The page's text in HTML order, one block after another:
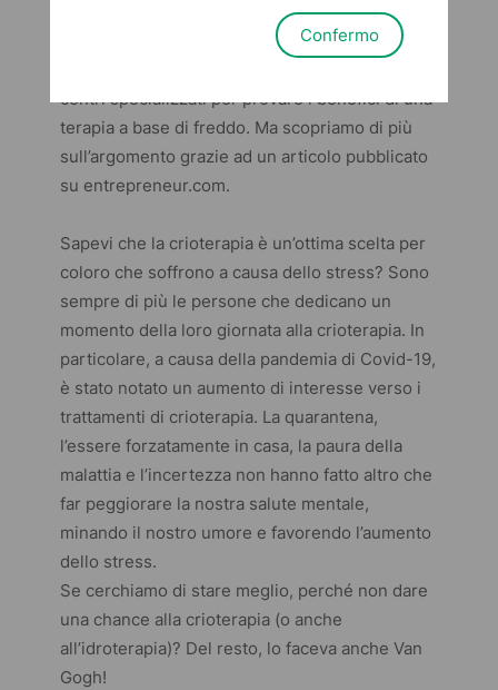
trattamenti a base di freddo anche per alleviare
lo stress. Specialmente a causa della pandemia,
centri specializzati per provare i benefici di una
terapia a base di freddo. Ma scopriamo di più
sull’argomento grazie ad un articolo pubblicato
su entrepreneur.com.
Sapevi che la crioterapia è un’ottima scelta per
coloro che soffrono a causa dello stress? Sono
sempre di più le persone che dedicano un
momento della loro giornata alla crioterapia. In
particolare, a causa della pandemia di Covid-19,
è stato notato un aumento di interesse verso i
trattamenti di crioterapia. La quarantena,
l’essere forzatamente in casa, la paura della
malattia e l’incertezza non hanno fatto altro che
far peggiorare la nostra salute mentale,
minando il nostro umore e favorendo l’aumento
dello stress.
Se cerchiamo di stare meglio, perché non dare
una chance alla crioterapia (o anche
all’idroterapia)? Del resto, lo faceva anche Van
Gogh!
Confermo